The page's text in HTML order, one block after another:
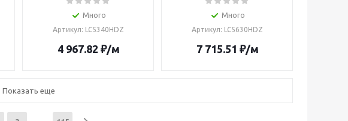
Много
Артикул: LC5340HDZ
4 967.82 ₽/м
Много
Артикул: LC5630HDZ
7 715.51 ₽/м
Показать еще